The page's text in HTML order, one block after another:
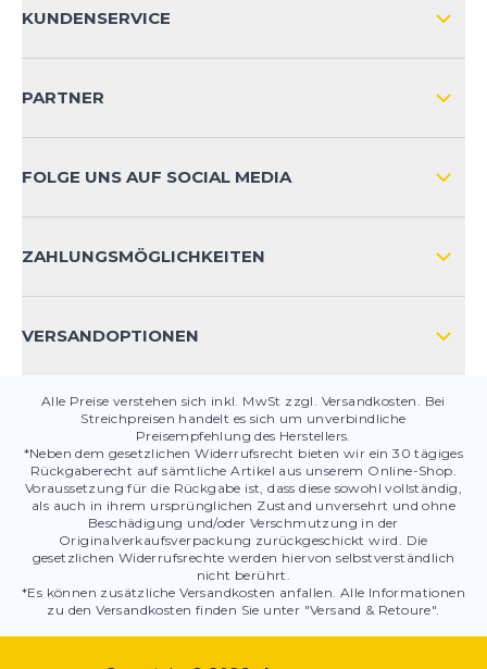
KUNDENSERVICE
KONTAKT
PRODUKTSICHERHEIT
PARTNER
FOLGE UNS AUF SOCIAL MEDIA
ZAHLUNGSMÖGLICHKEITEN
VERSANDOPTIONEN
Alle Preise verstehen sich inkl. MwSt zzgl. Versandkosten. Bei
Streichpreisen handelt es sich um unverbindliche
Preisempfehlung des Herstellers.
*Neben dem gesetzlichen Widerrufsrecht bieten wir ein 30 tägiges
Rückgaberecht auf sämtliche Artikel aus unserem Online-Shop.
Voraussetzung für die Rückgabe ist, dass diese sowohl vollständig,
als auch in ihrem ursprünglichen Zustand unversehrt und ohne
Beschädigung und/oder Verschmutzung in der
Originalverkaufsverpackung zurückgeschickt wird. Die
gesetzlichen Widerrufsrechte werden hiervon selbstverständlich
nicht berührt.
*Es können zusätzliche Versandkosten anfallen. Alle Informationen
zu den Versandkosten finden Sie unter "Versand & Retoure".